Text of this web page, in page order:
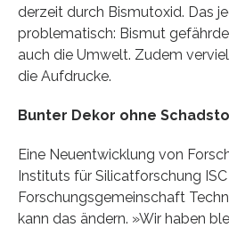
derzeit durch Bismutoxid. Das
problematisch: Bismut
auch die Umwelt. Zudem
die Aufdrucke.
Bunter Dekor ohne
Eine Neuentwicklung von
Instituts für Silicatforschung
Forschungsgemeinschaft
kann das ändern. »Wir haben